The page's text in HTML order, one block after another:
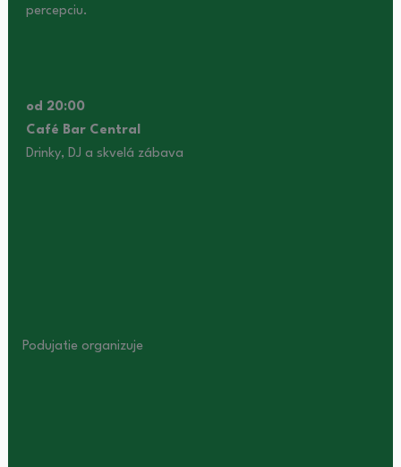
percepciu.
od 20:00
Café Bar Central
Drinky, DJ a skvelá zábava
Podujatie organizuje